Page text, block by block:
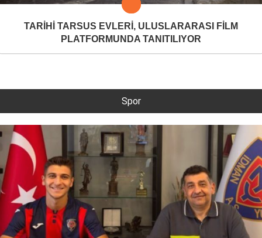
TARİHİ TARSUS EVLERİ, ULUSLARARASI FİLM
PLATFORMUNDA TANITILIYOR
Spor